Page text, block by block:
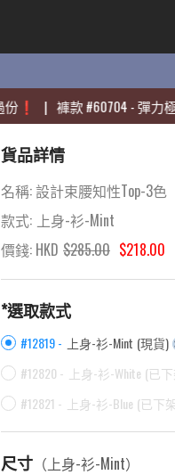
| 褲款 # 60704-彈力極大❗️
| 褲款 # 60704-彈力極大❗️
貨品詳情
名稱:設計束腰知性Top-3色
款式: 上身-衫-Mint
價錢: HKD $285.00 $218.00
*選取款式
#12819 - 上身-衫-Mint (現貨)
#12820 - 上身-衫-White (已
#12821 - 上身-衫-Blue (已下
尺寸 （上身-衫-Mint）